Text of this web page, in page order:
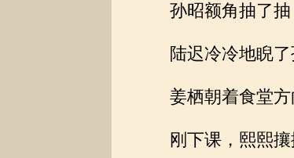
孙昭额角抽了抽
陆迟冷冷地睨了
姜栖朝着食堂方
刚下课，熙熙攘